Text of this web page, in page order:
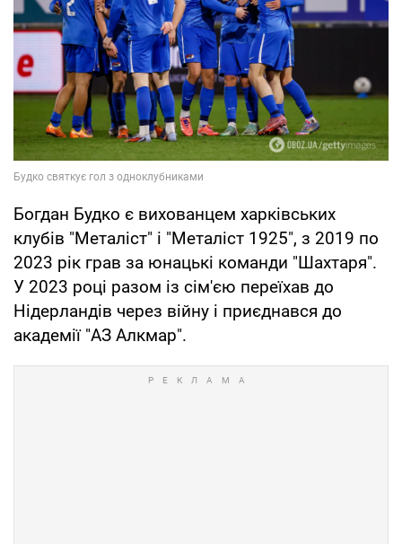
Богдан Будко є вихованцем харківських
клубів "Металіст" і "Металіст 1925", з 2019 по
2023 рік грав за юнацькі команди "Шахтаря".
У 2023 році разом із сім'єю переїхав до
Нідерландів через війну і приєднався до
академії "АЗ Алкмар".